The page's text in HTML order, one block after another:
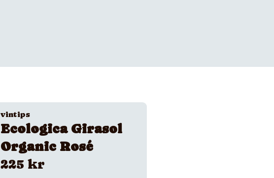
vintips
Ecologica Girasol
Organic Rosé
225 kr